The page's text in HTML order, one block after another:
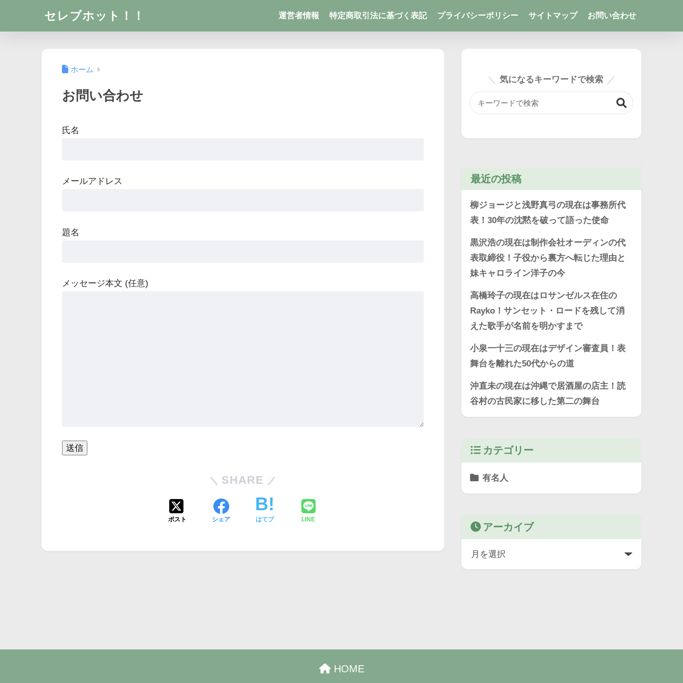
セレブホット！！ 運営者情報 特定商取引法に基づく表記 プライバシーポリシー サイトマップ お問い合わせ
ホーム
お問い合わせ
氏名
メールアドレス
題名
メッセージ本文 (任意)
SHARE
ポスト シェア はてブ LINE
気になるキーワードで検索
最近の投稿
柳ジョージと浅野真弓の現在は事務所代
表！30年の沈黙を破って語った使命
黒沢浩の現在は制作会社オーディンの代
表取締役！子役から裏方へ転じた理由と
妹キャロライン洋子の今
高橋玲子の現在はロサンゼルス在住の
Rayko！サンセット・ロードを残して消
えた歌手が名前を明かすまで
小泉一十三の現在はデザイン審査員！表
舞台を離れた50代からの道
沖直未の現在は沖縄で居酒屋の店主！読
谷村の古民家に移した第二の舞台
カテゴリー
有名人
アーカイブ
HOME